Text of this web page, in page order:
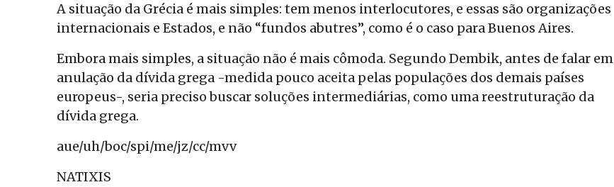
A situação da Grécia é mais simples: tem menos interlocutores, e essas são organizações
internacionais e Estados, e não “fundos abutres”, como é o caso para Buenos Aires.
Embora mais simples, a situação não é mais cômoda. Segundo Dembik, antes de falar em
anulação da dívida grega -medida pouco aceita pelas populações dos demais países
europeus-, seria preciso buscar soluções intermediárias, como uma reestruturação da
dívida grega.
aue/uh/boc/spi/me/jz/cc/mvv
NATIXIS